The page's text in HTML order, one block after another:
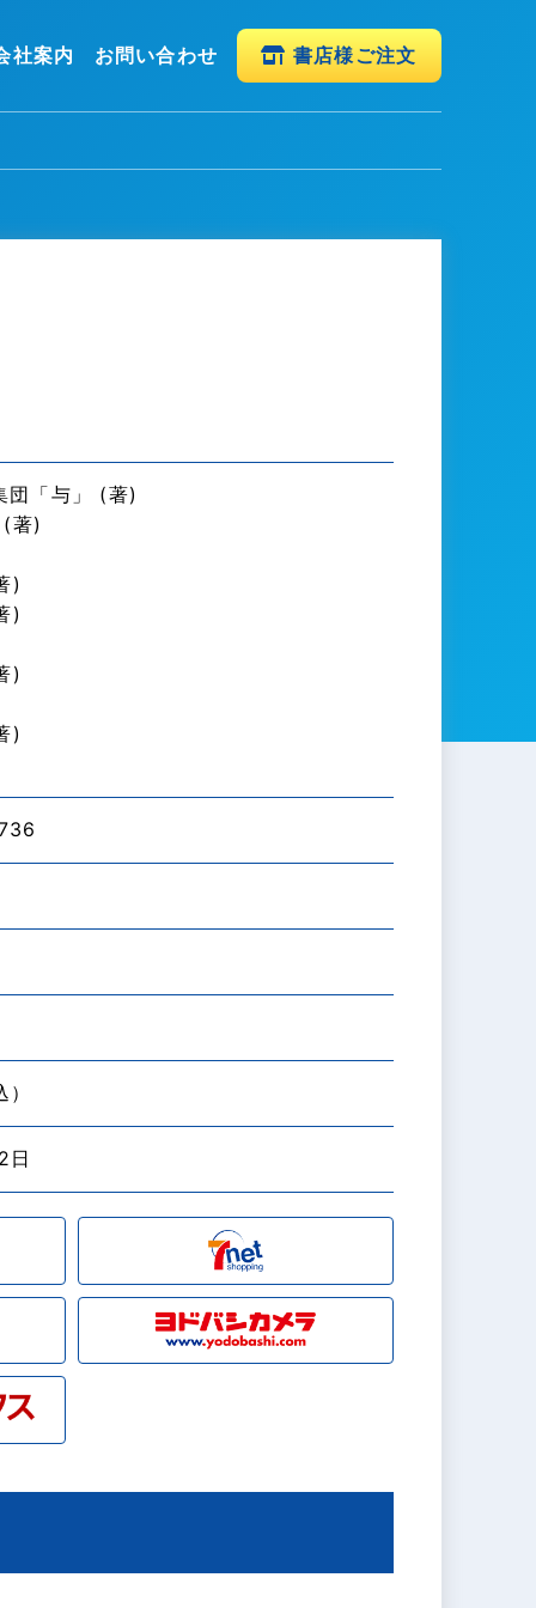
社案内 お問い合わせ 書店様ご注文
団「与」 (著)
著)
)
)
)
)
日